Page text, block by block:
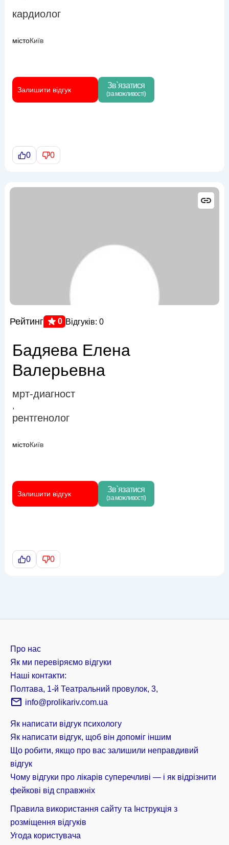
кардиолог
містоКиїв
Залишити відгук Зв`язатися
(за можливості)
0 0
Рейтинг 0 Відгуків: 0
Бадяева Елена
Валерьевна
мрт-диагност
,
рентгенолог
містоКиїв
Залишити відгук Зв`язатися
(за можливості)
0 0
Про нас
Як ми перевіряємо відгуки
Наші контакти:
Полтава, 1-й Театральний провулок, 3,
info@prolikariv.com.ua
Як написати відгук психологу
Як написати відгук, щоб він допоміг іншим
Що робити, якщо про вас залишили неправдивий
відгук
Чому відгуки про лікарів суперечливі — і як відрізнити
фейкові від справжніх
Правила використання сайту та Інструкція з
розміщення відгуків
Угода користувача